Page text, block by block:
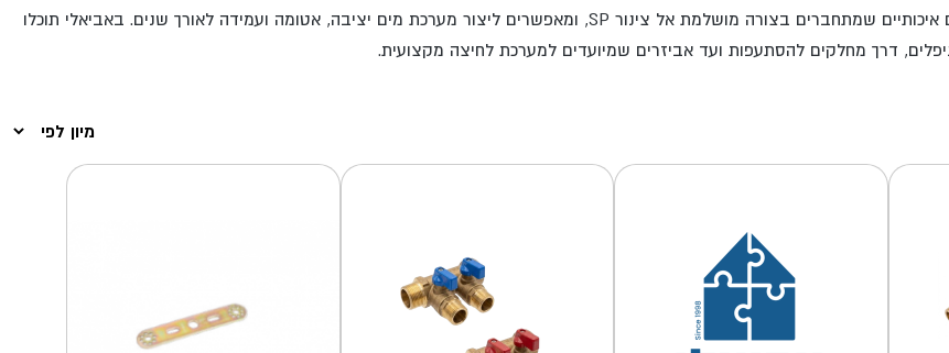
אביזרי SP הם חלק בלתי נפרד מכל מערכת צנרת מודרנית. מדובר ברכיבים איכותיים שמתחברים בצורה מושלמת אל צינור SP, ומאפשרים ליצור מערכת מים יציבה, אטומה ועמידה לאורך שנים. באביאלי תוכלו